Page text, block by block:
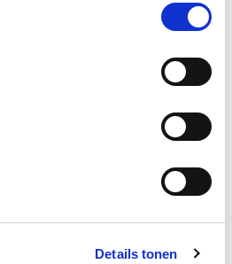
Details tonen
van de workshop